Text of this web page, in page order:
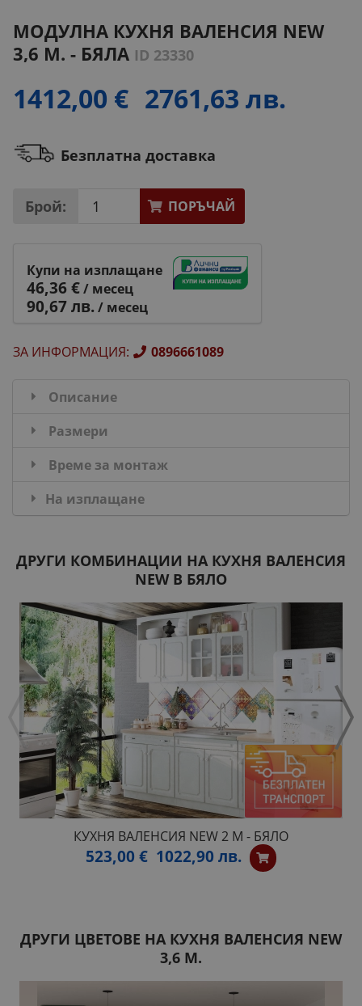
МОДУЛНА КУХНЯ ВАЛЕНСИЯ NEW
3,6 М. - БЯЛА ID 23330
1412,00 € 2761,63 лв.
Безплатна доставка
Брой: ПОРЪЧАЙ
Купи на изплащане
46,36 €/ месец
90,67 лв./ месец
ЗА ИНФОРМАЦИЯ: 0896661089
Описание
Размери
Време за монтаж
На изплащане
ДРУГИ КОМБИНАЦИИ НА КУХНЯ ВАЛЕНСИЯ
NEW В БЯЛО
КУХНЯ ВАЛЕНСИЯ NEW 2 М - БЯЛО
523,00 € 1022,90 лв.
ДРУГИ ЦВЕТОВЕ НА КУХНЯ ВАЛЕНСИЯ NEW
3,6 М.